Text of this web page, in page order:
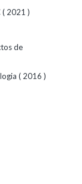
( 2021 )
de
( 2016 )